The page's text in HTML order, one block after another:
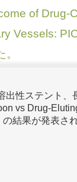
of Drug-
Vessels:
性ステント、
vs Drug-
結果が発表され